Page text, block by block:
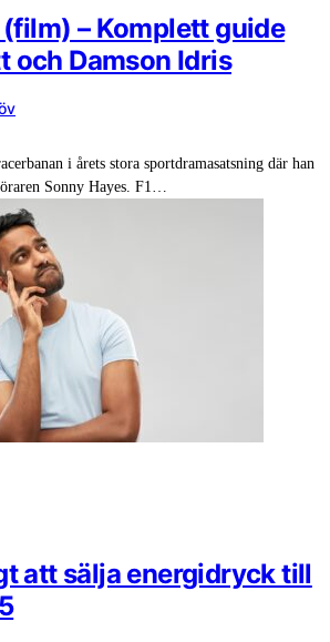
(film) – Komplett guide
och Damson Idris
i årets stora sportdramasatsning där han
Sonny Hayes. F1…
att sälja energidryck till